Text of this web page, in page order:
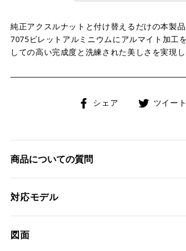
純正アクスルナットと付け替えるだけの本製
7075ビレットアルミニウムにアルマイト加工
しての高い完成度と洗練された美しさを実現し
シェア
Facebook
ェ
る
ツイート
商品についての質問
対応モデル
DUCATI
図面